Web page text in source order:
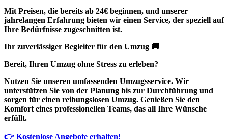
Mit Preisen, die bereits ab 24€ beginnen, und unserer
jahrelangen Erfahrung bieten wir einen Service, der speziell auf
Ihre Bedürfnisse zugeschnitten ist.
Ihr zuverlässiger Begleiter für den Umzug 🚚
Bereit, Ihren Umzug ohne Stress zu erleben?
Nutzen Sie unseren umfassenden Umzugsservice. Wir
unterstützen Sie von der Planung bis zur Durchführung und
sorgen für einen reibungslosen Umzug. Genießen Sie den
Komfort eines professionellen Teams, das all Ihre Wünsche
erfüllt.
👉 Kostenlose Angebote erhalten!